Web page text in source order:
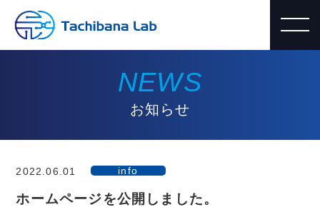
NEWS
お知らせ
2022.06.01 info
ホームページを公開しました。